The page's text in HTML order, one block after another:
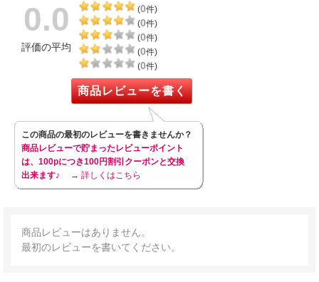
0.0
評価の平均
(0件)
(0件)
(0件)
(0件)
(0件)
商品レビューを書く
この商品の最初のレビューを書きませんか？
商品レビューで貯まったレビューポイント
は、100pにつき100円割引クーポンと交換
出来ます♪
→ 詳しくはこちら
商品レビューはありません。
最初のレビューを書いてください。